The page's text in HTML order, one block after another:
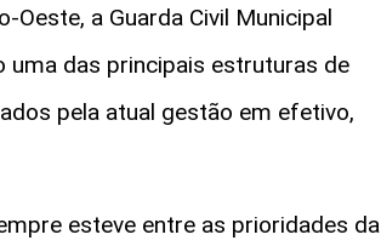
a Guarda Civil Municipal
uma das principais estruturas de
pela atual gestão em efetivo,
esteve entre as prioridades da